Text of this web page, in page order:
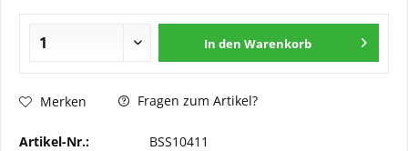
In den Warenkorb
Merken Fragen zum Artikel?
Artikel-Nr.:
BSS10411